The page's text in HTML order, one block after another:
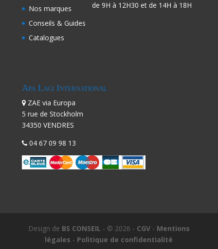
Nos marques
Conseils & Guides
Catalogues
de 9H à 12H30 et de 14H à 18H
Apa Lagi International
ZAE via Europa
5 rue de Stockholm
34350 VENDRES
04 67 09 98 13
Design de BS CONSEIL - © 2026 - CGV- Mentions
légales - Politique de confidentialité